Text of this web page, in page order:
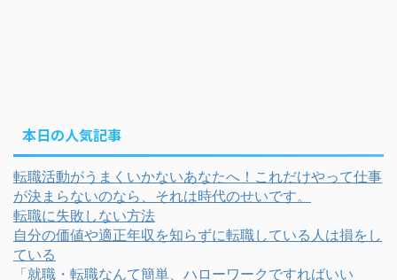
本日の人気記事
転職活動がうまくいかないあなたへ！これだけやって仕事
が決まらないのなら、それは時代のせいです。
転職に失敗しない方法
自分の価値や適正年収を知らずに転職している人は損をし
ている
「就職・転職なんて簡単、ハローワークですればいい